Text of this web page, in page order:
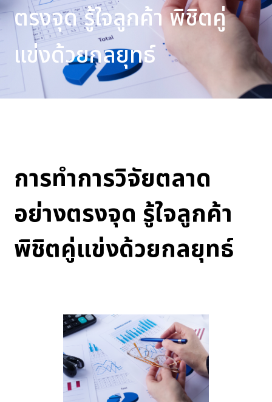
ตรงจุด รู้ใจลูกค้า พิชิตคู่
แข่งด้วยกลยุทธ์
การทำการวิจัยตลาด
อย่างตรงจุด รู้ใจลูกค้า
พิชิตคู่แข่งด้วยกลยุทธ์